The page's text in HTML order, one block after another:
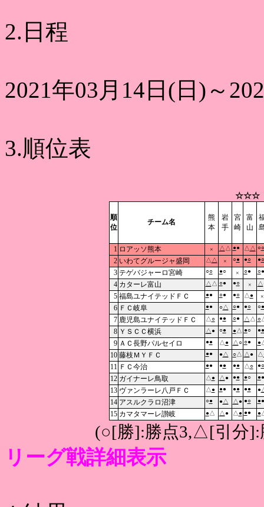
2.日程
2021年03月14日(日)～
3.順位表
☆☆☆
順
位
チーム名
熊
本
岩
手
宮
崎
富
山
1 ロアッソ熊本 × △ △ ●● △ △ ○○
2 いわてグルージャ盛岡 △ △ × ○● ●○ ●○
3 テゲバジャーロ宮崎 ○○ ●○ × ○● ○●
4 カターレ富山 △ △ ○● ●○ × △
5 福島ユナイテッドＦＣ ●● ○● ●○ △ ● ×
6 ＦＣ岐阜 ●● ○△ ○● ●○ ○●
7 鹿児島ユナイテッドＦＣ △○ ●● ○● △ △ ○
8 ＹＳＣＣ横浜 △ ● ○● ● △ ●○ ●●
9 ＡＣ長野パルセイロ ●● △ ● △○ ○● ●
10 藤枝ＭＹＦＣ ●● ● △ ○△ △ ● △
11 ＦＣ今治 ●● ●● ●● △○ ●○
12 ガイナーレ鳥取 △ ● △ ● ●● ●○ ●●
13 ヴァンラーレ八戸ＦＣ △ ● ●● ●● ●● ●
14 アスルクラロ沼津 ○● ● △ △ ● ●○ ●●
15 カマタマーレ讃岐 ●△ △ ● △ ● ●● ●
(○[勝]:勝点3,△[引分]:
リーグ戦詳細表示